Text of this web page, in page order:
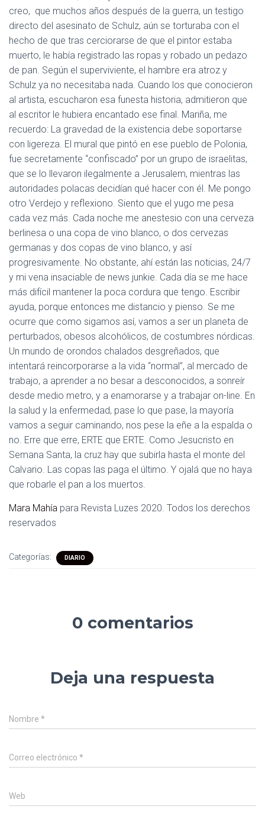
creo, que muchos años después de la guerra, un testigo
directo del asesinato de Schulz, aún se torturaba con el
hecho de que tras cerciorarse de que el pintor estaba
muerto, le había registrado las ropas y robado un pedazo
de pan. Según el superviviente, el hambre era atroz y
Schulz ya no necesitaba nada. Cuando los que conocieron
al artista, escucharon esa funesta historia, admitieron que
al escritor le hubiera encantado ese final. Mariña, me
recuerdo: La gravedad de la existencia debe soportarse
con ligereza. El mural que pintó en ese pueblo de Polonia,
fue secretamente “confiscado” por un grupo de israelitas,
que se lo llevaron ilegalmente a Jerusalem, mientras las
autoridades polacas decidían qué hacer con él. Me pongo
otro Verdejo y reflexiono. Siento que el yugo me pesa
cada vez más. Cada noche me anestesio con una cerveza
berlinesa o una copa de vino blanco, o dos cervezas
germanas y dos copas de vino blanco, y así
progresivamente. No obstante, ahí están las noticias, 24/7
y mi vena insaciable de news junkie. Cada día se me hace
más difícil mantener la poca cordura que tengo. Escribir
ayuda, porque entonces me distancio y pienso. Se me
ocurre que como sigamos así, vamos a ser un planeta de
perturbados, obesos alcohólicos, de costumbres nórdicas.
Un mundo de orondos chalados desgreñados, que
intentará reincorporarse a la vida “normal”, al mercado de
trabajo, a aprender a no besar a desconocidos, a sonreír
desde medio metro, y a enamorarse y a trabajar on-line. En
la salud y la enfermedad, pase lo que pase, la mayoría
vamos a seguir caminando, nos pese la eñe a la espalda o
no. Erre que erre, ERTE que ERTE. Como Jesucristo en
Semana Santa, la cruz hay que subirla hasta el monte del
Calvario. Las copas las paga el último. Y ojalá que no haya
que robarle el pan a los muertos.
Mara Mahía para Revista Luzes 2020. Todos los derechos
reservados
Categorías: DIARIO
0 comentarios
Deja una respuesta
Nombre *
Correo electrónico *
Web